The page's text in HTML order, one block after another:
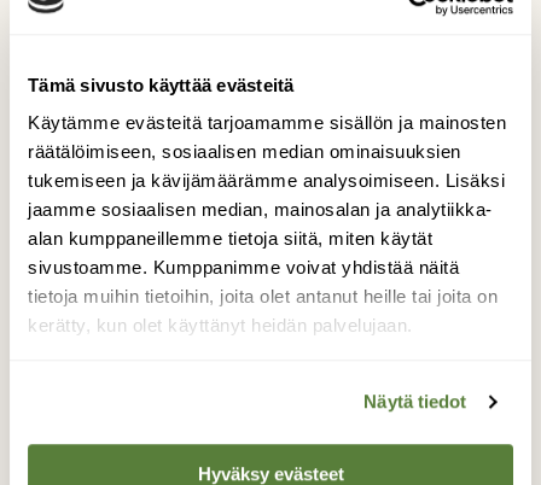
Tämä sivusto käyttää evästeitä
Käytämme evästeitä tarjoamamme sisällön ja mainosten
räätälöimiseen, sosiaalisen median ominaisuuksien
tukemiseen ja kävijämäärämme analysoimiseen. Lisäksi
jaamme sosiaalisen median, mainosalan ja analytiikka-
alan kumppaneillemme tietoja siitä, miten käytät
sivustoamme. Kumppanimme voivat yhdistää näitä
tietoja muihin tietoihin, joita olet antanut heille tai joita on
kerätty, kun olet käyttänyt heidän palvelujaan.
Näytä tiedot
Hyväksy evästeet
S
Kuvaaja
Suvi Elo
ITÄ-SUOMEN YLIOPISTO
LUONTO JA TERVEYS